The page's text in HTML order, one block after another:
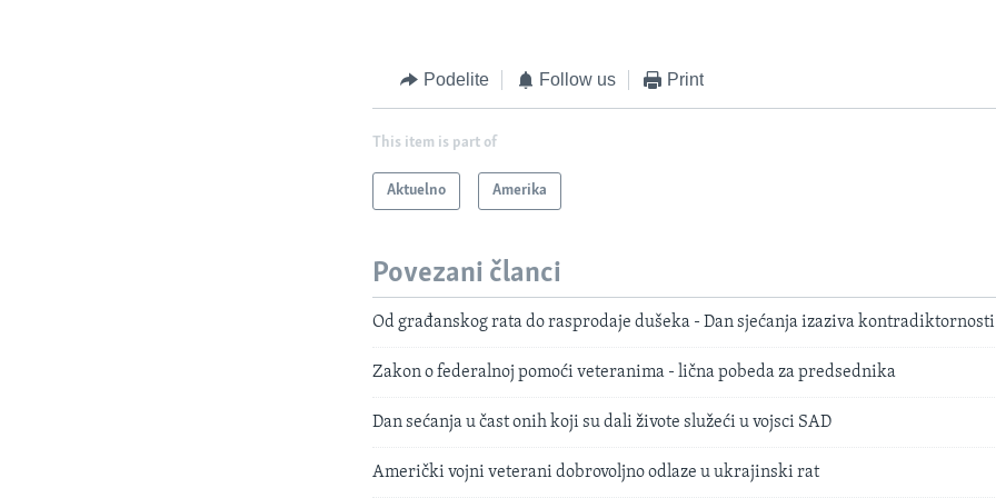
Podelite Follow us Print
This item is part of
Aktuelno Amerika
Povezani članci
Od građanskog rata do rasprodaje dušeka - Dan sjećanja izaziva kontradiktornosti
Zakon o federalnoj pomoći veteranima - lična pobeda za predsednika
Dan sećanja u čast onih koji su dali živote služeći u vojsci SAD
Američki vojni veterani dobrovoljno odlaze u ukrajinski rat